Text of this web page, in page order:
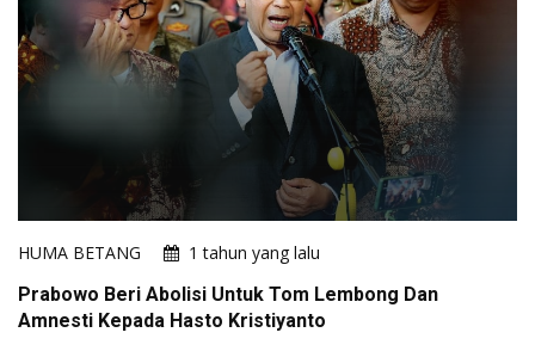
HUMA BETANG
1 tahun yang lalu
Prabowo Beri Abolisi Untuk Tom Lembong Dan
Amnesti Kepada Hasto Kristiyanto